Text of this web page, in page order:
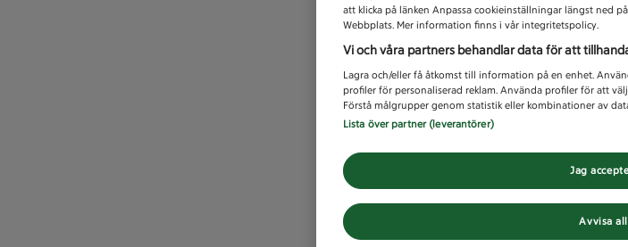
att klicka på länken Anpassa cookieinställningar längst ned
Webbplats. Mer information finns i vår integritetspolicy.
Vi och våra partners behandlar data för att
Lagra och/eller få åtkomst till information på en enhet.
profiler för personaliserad reklam. Använda profiler för att
Förstå målgrupper genom statistik eller kombinationer av
Lista över partner (leverantörer)
Avvisa
Jag